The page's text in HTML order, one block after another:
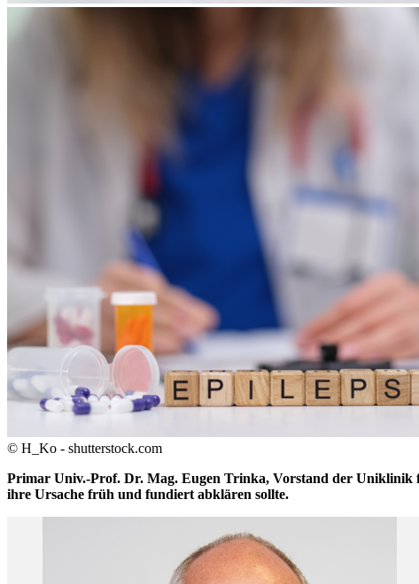
© H_Ko - shutterstock.com
Primar Univ.-Prof. Dr. Mag. Eugen Trinka, Vorstand der Uniklinik
ihre Ursache früh und fundiert abklären sollte.